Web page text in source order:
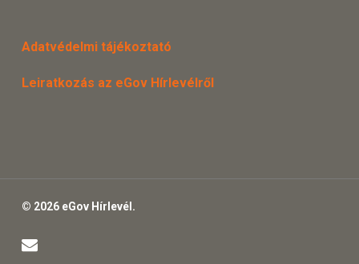
Adatvédelmi tájékoztató
Leiratkozás az eGov Hírlevélről
© 2026 eGov Hírlevél.
email